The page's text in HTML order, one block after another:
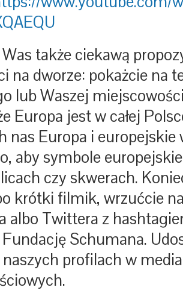
także ciekawą
na dworze: pokażcie na
lub Waszej
Europa jest w całej
nas Europa i europejskie
aby symbole
czy skwerach.
krótki filmik, wrzućcie
albo Twittera z
Schumana.
naszych profilach w